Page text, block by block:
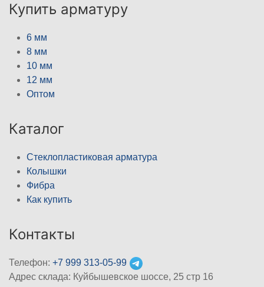
Купить арматуру
6 мм
8 мм
10 мм
12 мм
Оптом
Каталог
Стеклопластиковая арматура
Колышки
Фибра
Как купить
Контакты
Телефон: +7 999 313-05-99
Адрес склада: Куйбышевское шоссе, 25 стр 16